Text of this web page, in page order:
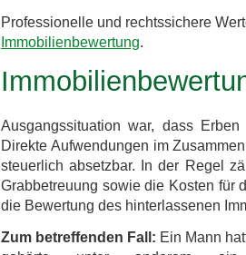
Professionelle und rechtssichere
Immobilienbewertung.
Ausgangssituation war, dass
Direkte Aufwendungen im
steuerlich absetzbar. In der Regel
Grabbetreuung sowie die Kosten für
die Bewertung des hinterlassenen
Zum betreffenden Fall: Ein Mann